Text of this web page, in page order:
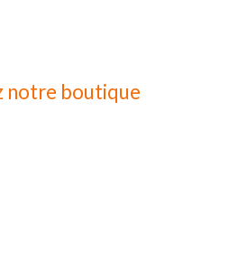
notre boutique